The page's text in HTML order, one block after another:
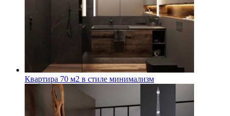
Квартира 70 м2 в стиле минимализм